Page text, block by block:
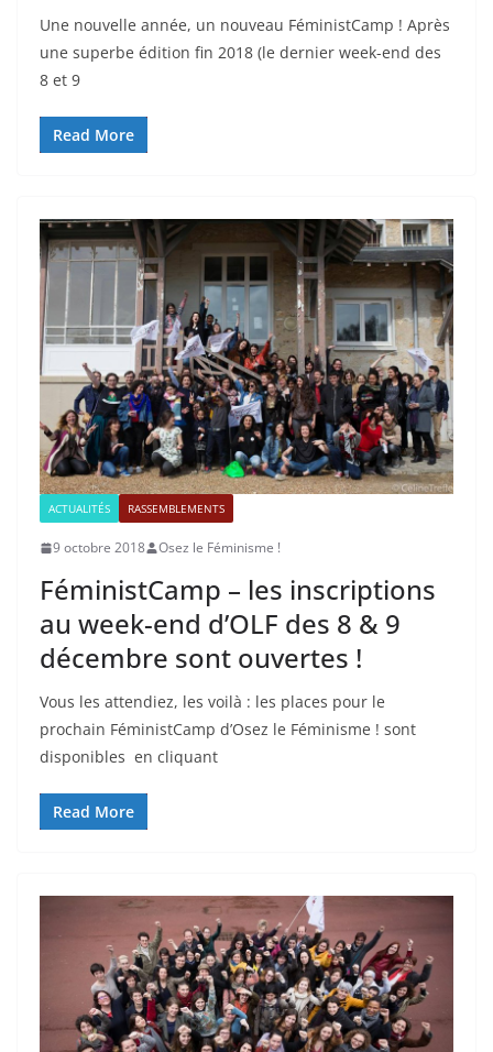
Une nouvelle année, un nouveau FéministCamp ! Après
une superbe édition fin 2018 (le dernier week-end des
8 et 9
Read More
ACTUALITÉS RASSEMBLEMENTS
9 octobre 2018 Osez le Féminisme !
FéministCamp – les inscriptions
au week-end d’OLF des 8 & 9
décembre sont ouvertes !
Vous les attendiez, les voilà : les places pour le
prochain FéministCamp d’Osez le Féminisme ! sont
disponibles en cliquant
Read More